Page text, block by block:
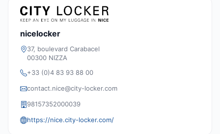
nicelocker
37, boulevard Carabacel
00300 NIZZA
+33 (0)4 83 93 88 00
contact.nice@city-locker.com
98157352000039
https://nice.city-locker.com/